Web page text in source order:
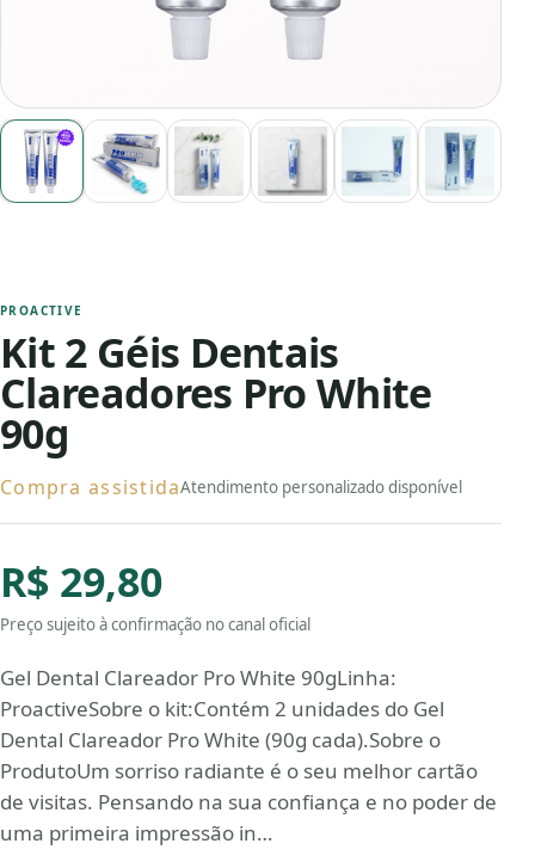
PROACTIVE
Kit 2 Géis Dentais
Clareadores Pro White
90g
Compra assistidaAtendimento personalizado disponível
R$ 29,80
Preço sujeito à confirmação no canal oficial
Gel Dental Clareador Pro White 90gLinha:
ProactiveSobre o kit:Contém 2 unidades do Gel
Dental Clareador Pro White (90g cada).Sobre o
ProdutoUm sorriso radiante é o seu melhor cartão
de visitas. Pensando na sua confiança e no poder de
uma primeira impressão in…